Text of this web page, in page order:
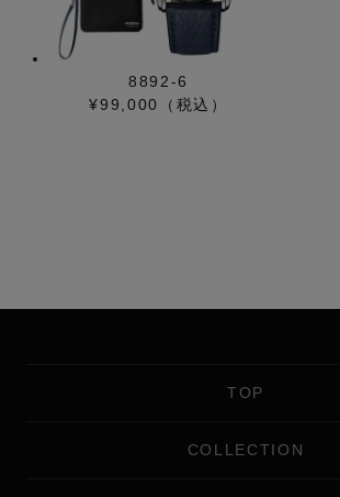
8892-6
¥99,000（税込）
TOP
COLLECTION